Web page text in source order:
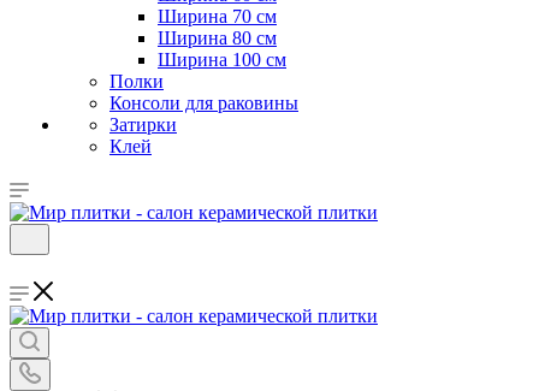
Ширина 70 см
Ширина 80 см
Ширина 100 см
Полки
Консоли для раковины
Затирки
Клей